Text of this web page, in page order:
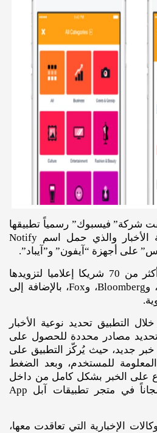
شركة” فيسبوك” رسمياً تطبيقها
المُخصص لقراءة ومتابعة الأخبار والذي حمل اسم Notify
على أجهزة “آيفون” و”آيباد”.
وتعاقدت “فيسبوك” مع أكثر من 70 شريكا إعلاميا لتزويدها
بالأخبار من ضمنهم CNN، وBloomberg، وFox، بالإضافة إلى
التطبيق تحديد نوعية الأخبار
تحديد مصادر محددة للحصول على
خبر جديد، حيث يُركّز التطبيق على
للمستخدم، وبعد الضغط
على الخبر بشكل كامل من داخل
تطبيق Notify المتوفر مجاناً في متجر تطبيقات آبل App
الإخبارية التي تعاقدت معها،